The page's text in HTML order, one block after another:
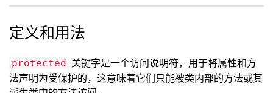
定义和用法
protected 关键字是一个访问说明符，用于将属性和方
法声明为受保护的，这意味着它们只能被类内部的方法或其